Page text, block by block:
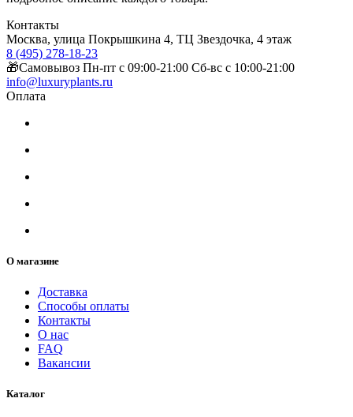
Контакты
Москва, улица Покрышкина 4, ТЦ Звездочка, 4 этаж
8 (495) 278-18-23
🎁Самовывоз Пн-пт с 09:00-21:00 Сб-вс с 10:00-21:00
info@luxuryplants.ru
Оплата
О магазине
Доставка
Способы оплаты
Контакты
О нас
FAQ
Вакансии
Каталог